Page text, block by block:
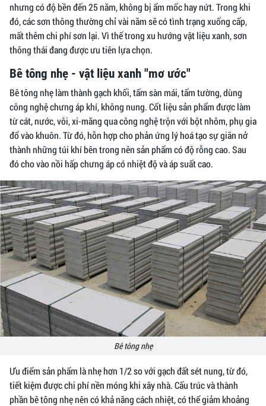
nhưng có độ bền đến 25 năm, không bị ẩm mốc hay nứt. Trong khi
đó, các sơn thông thường chỉ vài năm sẽ có tình trạng xuống cấp,
mất thêm chi phí sơn lại. Vì thế trong xu hướng vật liệu xanh, sơn
thông thái đang được ưu tiên lựa chọn.
Bê tông nhẹ - vật liệu xanh "mơ ước"
Bê tông nhẹ làm thành gạch khối, tấm sàn mái, tấm tường, dùng
công nghệ chưng áp khí, không nung. Cốt liệu sản phẩm được làm
từ cát, nước, vôi, xi-măng qua công nghệ trộn với bột nhôm, phụ gia
đổ vào khuôn. Từ đó, hỗn hợp cho phản ứng lý hoá tạo sự giãn nở
thành những túi khí bên trong nên sản phẩm có độ rỗng cao. Sau
đó cho vào nồi hấp chưng áp có nhiệt độ và áp suất cao.
Bê tông nhẹ
Ưu điểm sản phẩm là nhẹ hơn 1/2 so với gạch đất sét nung, từ đó,
tiết kiệm được chi phí nền móng khi xây nhà. Cấu trúc và thành
phần bê tông nhẹ nên có khả năng cách nhiệt, có thể giảm khoảng